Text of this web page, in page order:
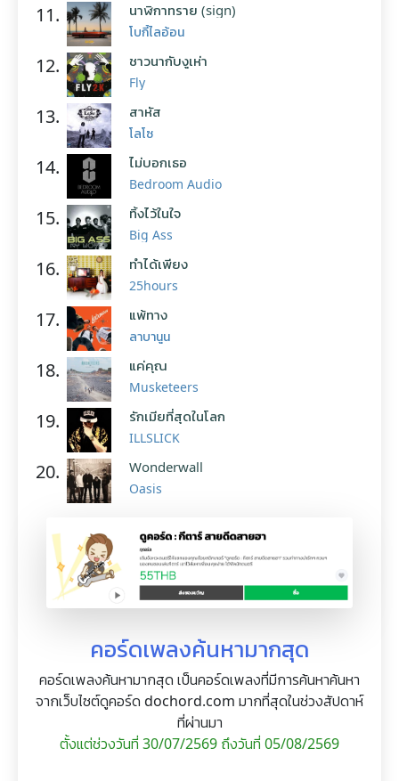
11. นาฬิกาทราย (sign)
โบกี้ไลอ้อน
12. ชาวนากับงูเห่า
Fly
13. สาหัส
โลโซ
14. ไม่บอกเธอ
Bedroom Audio
15. ทิ้งไว้ในใจ
Big Ass
16. ทำได้เพียง
25hours
17. แพ้ทาง
ลาบานูน
18. แค่คุณ
Musketeers
19. รักเมียที่สุดในโลก
ILLSLICK
20. Wonderwall
Oasis
คอร์ดเพลงค้นหามากสุด
คอร์ดเพลงค้นหามากสุด เป็นคอร์ดเพลงที่มีการค้นหาค้นหา
จากเว็บไซต์ดูคอร์ด dochord.com มากที่สุดในช่วงสัปดาห์
ที่ผ่านมา
ตั้งแต่ช่วงวันที่ 30/07/2569 ถึงวันที่ 05/08/2569